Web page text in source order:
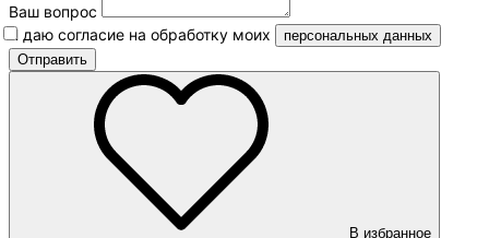
Ваш вопрос
Я даю согласие на обработку моих
персональных данных
В избранное